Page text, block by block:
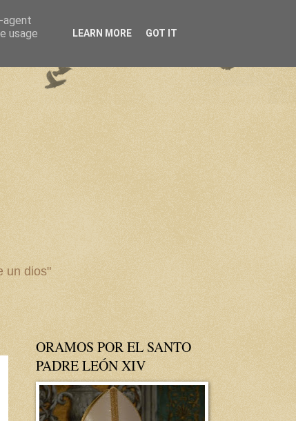
un dios"
ORAMOS POR EL SANTO
PADRE LEÓN XIV
agent
usage
LEARN MORE GOT IT